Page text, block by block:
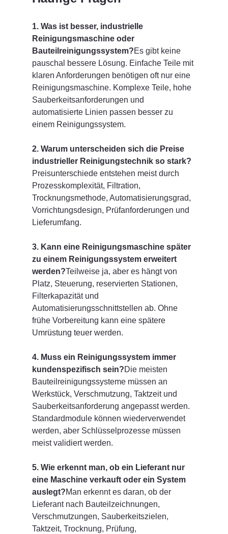
1. Was ist besser, industrielle
Reinigungsmaschine oder
Bauteilreinigungssystem?Es gibt keine
pauschal bessere Lösung. Einfache Teile mit
klaren Anforderungen benötigen oft nur eine
Reinigungsmaschine. Komplexe Teile, hohe
Sauberkeitsanforderungen und
automatisierte Linien passen besser zu
einem Reinigungssystem.
2. Warum unterscheiden sich die Preise
industrieller Reinigungstechnik so stark?
Preisunterschiede entstehen meist durch
Prozesskomplexität, Filtration,
Trocknungsmethode, Automatisierungsgrad,
Vorrichtungsdesign, Prüfanforderungen und
Lieferumfang.
3. Kann eine Reinigungsmaschine später
zu einem Reinigungssystem erweitert
werden?Teilweise ja, aber es hängt von
Platz, Steuerung, reservierten Stationen,
Filterkapazität und
Automatisierungsschnittstellen ab. Ohne
frühe Vorbereitung kann eine spätere
Umrüstung teuer werden.
4. Muss ein Reinigungssystem immer
kundenspezifisch sein?Die meisten
Bauteilreinigungssysteme müssen an
Werkstück, Verschmutzung, Taktzeit und
Sauberkeitsanforderung angepasst werden.
Standardmodule können wiederverwendet
werden, aber Schlüsselprozesse müssen
meist validiert werden.
5. Wie erkennt man, ob ein Lieferant nur
eine Maschine verkauft oder ein System
auslegt?Man erkennt es daran, ob der
Lieferant nach Bauteilzeichnungen,
Verschmutzungen, Sauberkeitszielen,
Taktzeit, Trocknung, Prüfung,